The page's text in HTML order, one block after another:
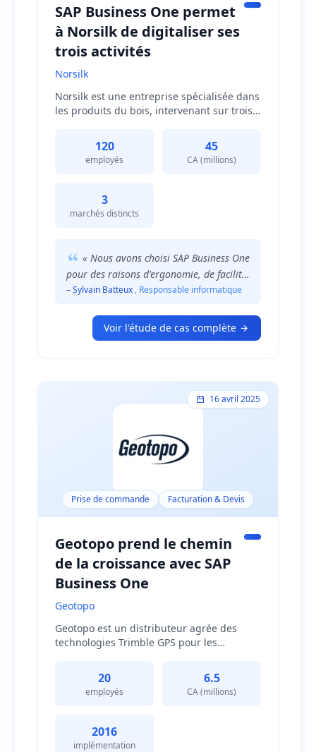
SAP Business One permet
à Norsilk de digitaliser ses
trois activités
Norsilk
Norsilk est une entreprise spécialisée dans
les produits du bois, intervenant sur trois
distribution et le négoce. Face aux défis de
la gestion de ces activités variées, Norsilk
digitalise l'ensemble de son activité en
pour SAP HANA.
120
employés
45
CA (millions)
3
marchés distincts
« Nous avons choisi SAP Business One
pour des raisons d'ergonomie, de facilité
d'installation et de rapidité d'installation.
– Sylvain Batteux , Responsable informatique
Voir l'étude de cas complète
16 avril 2025
Prise de commande Facturation & Devis
Geotopo prend le chemin
de la croissance avec SAP
Business One
Geotopo
Geotopo est un distributeur agrée des
technologies Trimble GPS pour les
autorités locales et consultants en
ingénierie et design, composé de vingt
employés. En 2016, la société a remplacé
applications servant à sa comptabilité et
vente dans une unique solution intégrée –
20
employés
6.5
CA (millions)
2016
implémentation